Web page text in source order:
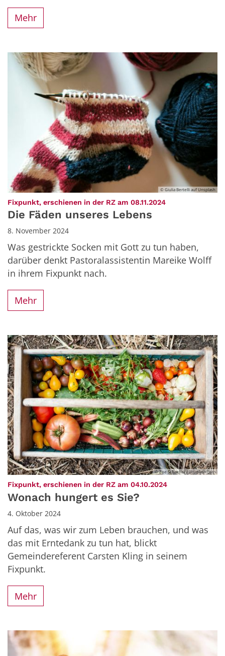
Mehr
© Giulia Bertelli auf Unsplash
Fixpunkt, erschienen in der RZ am 08.11.2024:
Die Fäden unseres Lebens
8. November 2024
Was gestrickte Socken mit Gott zu tun haben,
darüber denkt Pastoralassistentin Mareike Wolff
in ihrem Fixpunkt nach.
Mehr
© Zoe Schaeffer / Unsplash.com
Fixpunkt, erschienen in der RZ am 04.10.2024:
Wonach hungert es Sie?
4. Oktober 2024
Auf das, was wir zum Leben brauchen, und was
das mit Erntedank zu tun hat, blickt
Gemeindereferent Carsten Kling in seinem
Fixpunkt.
Mehr